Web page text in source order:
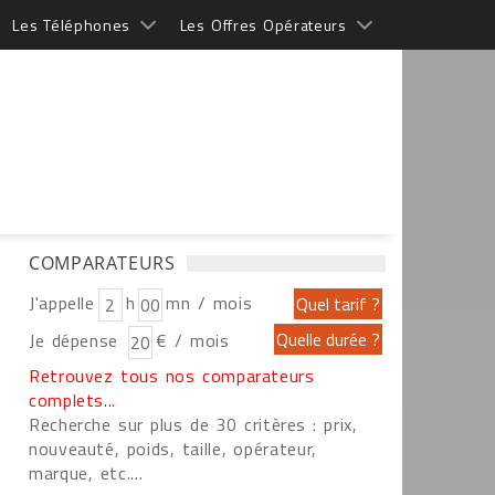
Les Téléphones Les Offres Opérateurs
COMPARATEURS
J'appelle h
mn / mois
Je dépense
€ / mois
Retrouvez tous nos comparateurs
complets...
Recherche sur plus de 30 critères : prix,
nouveauté, poids, taille, opérateur,
marque, etc....